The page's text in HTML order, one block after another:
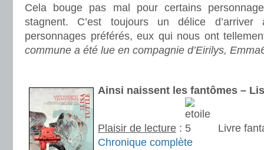
Cela bouge pas mal pour certains
stagnent. C’est toujours un délice
personnages préférés, eux qui nous ont
commune a été lue en compagnie d’Eirilys,
Ainsi naissent les fantômes –
Plaisir de lecture :
Livre
Chronique complète